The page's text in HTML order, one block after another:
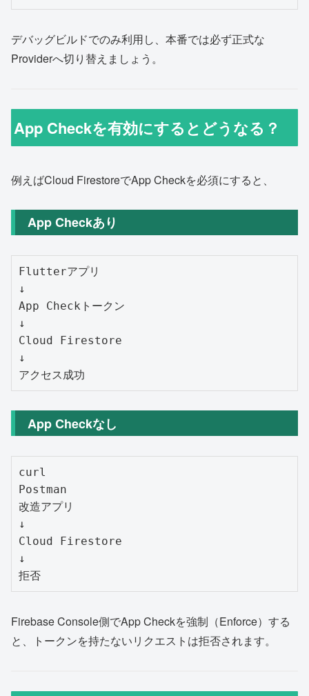
デバッグビルドでのみ利用し、本番では必ず正式な
Providerへ切り替えましょう。
App Checkを有効にするとどうなる？
例えばCloud FirestoreでApp Checkを必須にすると、
App Checkあり
Flutterアプリ
↓
App Checkトークン
↓
Cloud Firestore
↓
App Checkなし
curl
Postman
改造アプリ
↓
Cloud Firestore
↓
Firebase Console側でApp Checkを強制（Enforce）する
と、トークンを持たないリクエストは拒否されます。